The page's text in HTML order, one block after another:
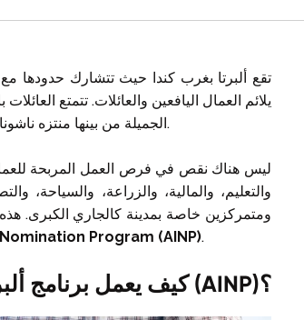
تقع ألبرتا بغرب كندا حيث تتشارك حدودها مع
يلائم العمال اليافعين والعائلات. تتمتع
الجميلة من بينها منتزه ناشونال الشّهير الذي يعتبر المكان الأفضل للنفاد من صخب الحياة في المدينة.
ليس هناك نقص في فرص العمل المربحة للعمال
والتعليم، والمالية، والزراعة، والسياحة،
ومتمركزين خاصة بمدينة كالجاري الكبرى.
Program (AINP).
كيف يعمل برنامج ألبرتا للترشيح بالهجرة (AINP)؟